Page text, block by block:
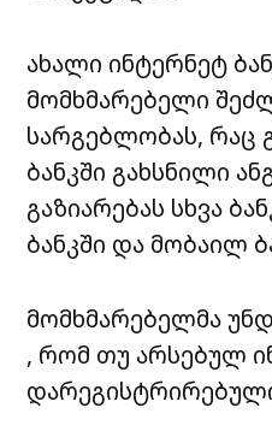
ახალი ინტერნეტ
მომხმარებელი
სარგებლობას, რაც
ბანკში გახსნილი
გაზიარებას სხვა
ბანკში და მობაილ
მომხმარებელმა
, რომ თუ არსებულ